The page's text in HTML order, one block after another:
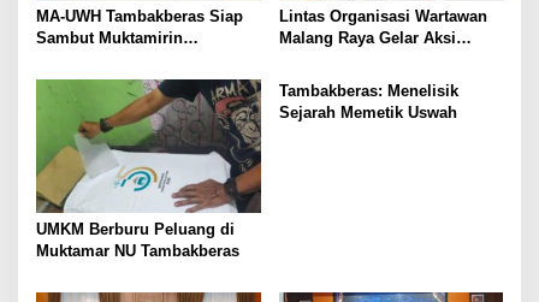
MA-UWH Tambakberas Siap
Sambut Muktamirin
Lintas Organisasi Wartawan
Malang Raya Gelar Aksi
Ireng”
UMKM Berburu Peluang di
Muktamar NU Tambakberas
Tambakberas: Menelisik
Sejarah Memetik Uswah